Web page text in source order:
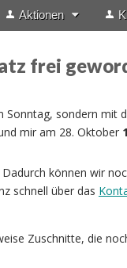
Aktionen
frei
sondern mit
mir am 28. Oktober
können wir
schnell über das
Zuschnitte, die